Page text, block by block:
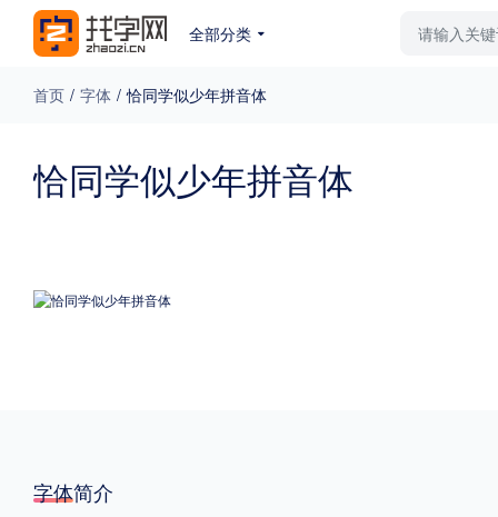
全部分类
免费下载 收费下载 更多
首页 / 字体 / 恰同学似少年拼音体
恰同学似少年拼音体
字体简介